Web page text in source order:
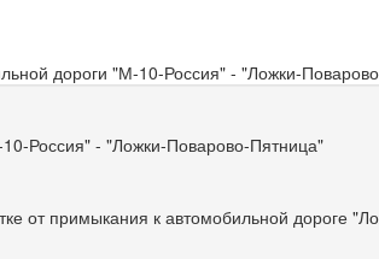
дороги "М-10-Россия" - "Ложки-
Россия" - "Ложки-Поварово-Пятница"
от примыкания к автомобильной дороге